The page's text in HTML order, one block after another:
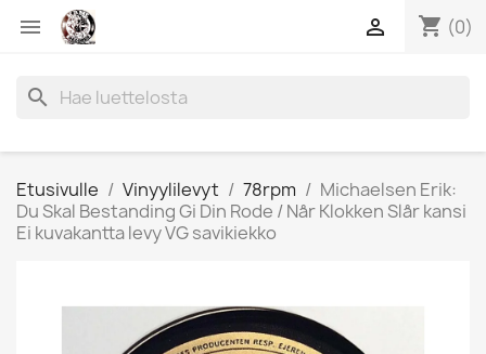
 shopping_cart (0)

search
Etusivulle Vinyylilevyt 78rpm
Michaelsen Erik:
Du Skal Bestanding Gi Din Rode / Når Klokken Slår kansi
Ei kuvakantta levy VG savikiekko